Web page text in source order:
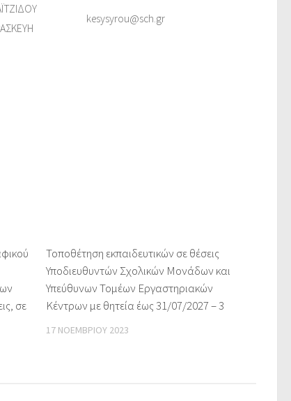
kesysyrou@sch.gr
σε
Τοποθέτηση εκπαιδευτικών σε θέσεις
Υποδιευθυντών Σχολικών Μονάδων και
Υπεύθυνων Τομέων Εργαστηριακών
Κέντρων με θητεία έως 31/07/2027 – 3
17 ΝΟΕΜΒΡΊΟΥ 2023